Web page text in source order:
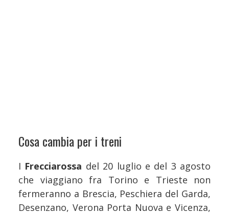
Cosa cambia per i treni
I Frecciarossa del 20 luglio e del 3 agosto
che viaggiano fra Torino e Trieste non
fermeranno a Brescia, Peschiera del Garda,
Desenzano, Verona Porta Nuova e Vicenza,